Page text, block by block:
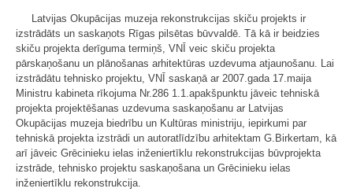
Latvijas Okupācijas muzeja rekonstrukcijas skiču projekts ir
izstrādāts un saskaņots Rīgas pilsētas būvvaldē. Tā kā ir beidzies
skiču projekta derīguma termiņš, VNĪ veic skiču projekta
pārskaņošanu un plānošanas arhitektūras uzdevuma atjaunošanu. Lai
izstrādātu tehnisko projektu, VNĪ saskaņā ar 2007.gada 17.maija
Ministru kabineta rīkojuma Nr.286 1.1.apakšpunktu jāveic tehniskā
projekta projektēšanas uzdevuma saskaņošanu ar Latvijas
Okupācijas muzeja biedrību un Kultūras ministriju, iepirkumi par
tehniskā projekta izstrādi un autoratlīdzību arhitektam G.Birkertam, kā
arī jāveic Grēcinieku ielas inženiertīklu rekonstrukcijas būvprojekta
izstrāde, tehnisko projektu saskaņošana un Grēcinieku ielas
inženiertīklu rekonstrukcija.